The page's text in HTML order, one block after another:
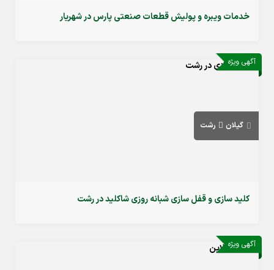
خدمات ویبره و پولیش قطعات صنعتی پارس در شهریار
آگهی ویژه
گیلان رشت
کلید سازی و قفل سازی شبانه روزی شاکلید در رشت
آگهی ویژه